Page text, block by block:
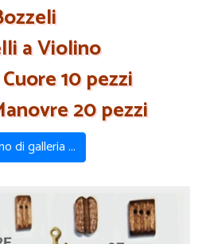
a Violino
10 pezzi
20 pezzi
di galleria ...